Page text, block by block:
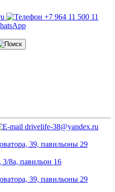
+7 964 11 500 11
drivelife-38@yandex.ru
39, павильоны 29
3/8а, павильон 16
39, павильоны 29